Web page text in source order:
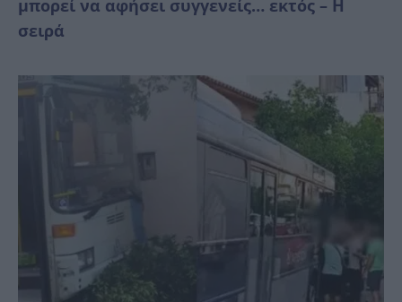
μπορεί να αφήσει συγγενείς… εκτός – Η
σειρά